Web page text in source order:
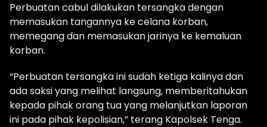
Perbuatan cabul dilakukan tersangka dengan
memasukan tangannya ke celana korban,
memegang dan memasukan jarinya ke kemaluan
korban.
“Perbuatan tersangka ini sudah ketiga kalinya dan
ada saksi yang melihat langsung, memberitahukan
kepada pihak orang tua yang melanjutkan laporan
ini pada pihak kepolisian,” terang Kapolsek Tenga.